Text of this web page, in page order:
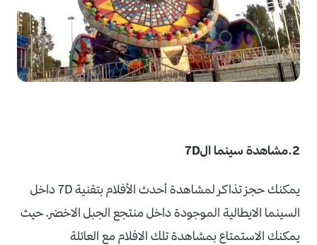
2.مشاهدة سينما ال7D
يمكنك حجز تذاكر لمشاهدة أحدث الأفلام بتقنية 7D داخل
السينما الايطالية الموجودة داخل منتجع الجبل الاخضر، حيث
يمكنك الاستمتاع بمشاهدة تلك الافلام مع العائلة